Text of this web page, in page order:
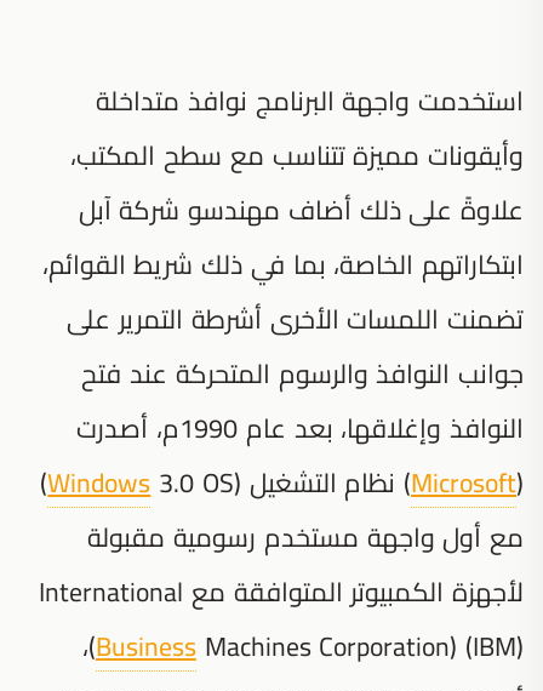
استخدمت واجهة البرنامج نوافذ متداخلة
وأيقونات مميزة تتناسب مع سطح المكتب،
علاوةً على ذلك أضاف مهندسو شركة آبل
ابتكاراتهم الخاصة، بما في ذلك شريط القوائم،
تضمنت اللمسات الأخرى أشرطة التمرير على
جوانب النوافذ والرسوم المتحركة عند فتح
النوافذ وإغلاقها، بعد عام 1990م، أصدرت
(
Microsoft) نظام التشغيل ( Windows
3.0 OS)
مع أول واجهة مستخدم رسومية مقبولة
لأجهزة الكمبيوتر المتوافقة مع International
BusinessMachines Corporation) (IBM))،